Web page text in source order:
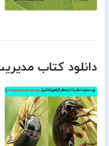
دانلود کتاب